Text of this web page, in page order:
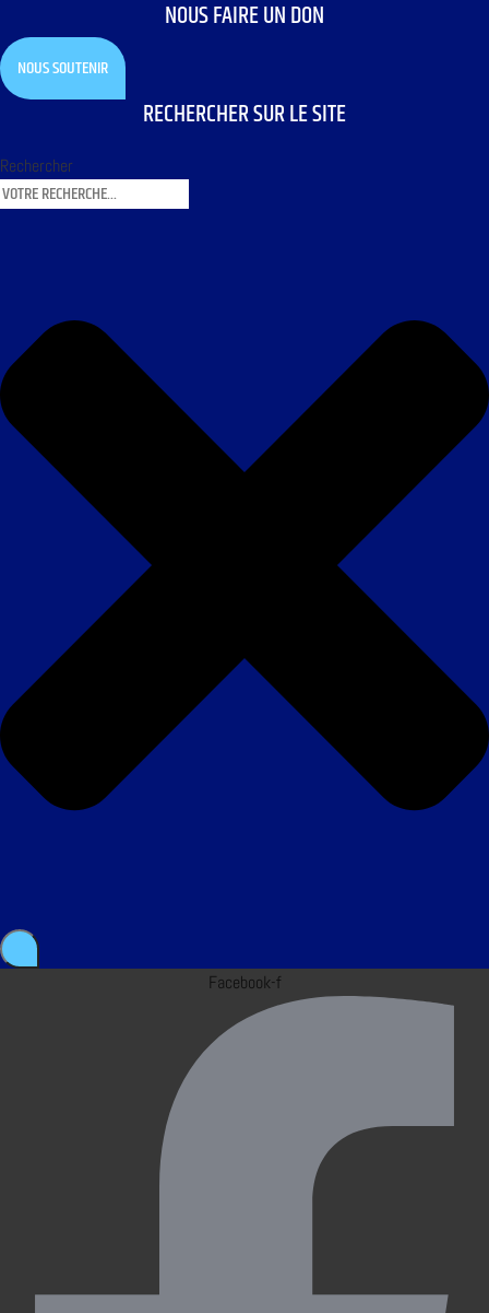
NOUS FAIRE UN DON
NOUS SOUTENIR
RECHERCHER SUR LE SITE
Rechercher
Facebook-f